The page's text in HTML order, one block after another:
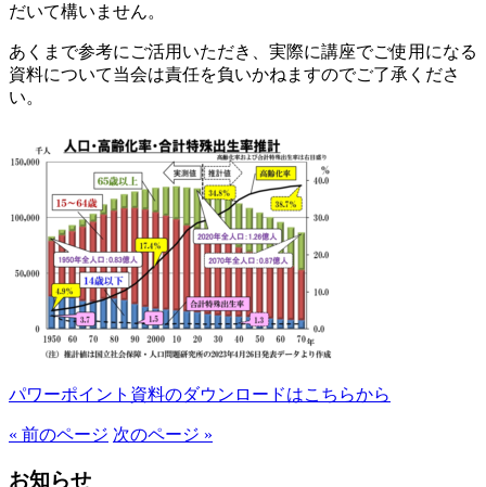
だいて構いません。
あくまで参考にご活用いただき、実際に講座でご使用になる
資料について当会は責任を負いかねますのでご了承くださ
い。
パワーポイント資料のダウンロードはこちらから
« 前のページ 次のページ »
お知らせ